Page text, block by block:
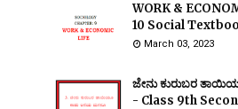
WORK &
10 Social
March 03, 2023
ಜೇನು ಕುರುಬರ
- Class 9th